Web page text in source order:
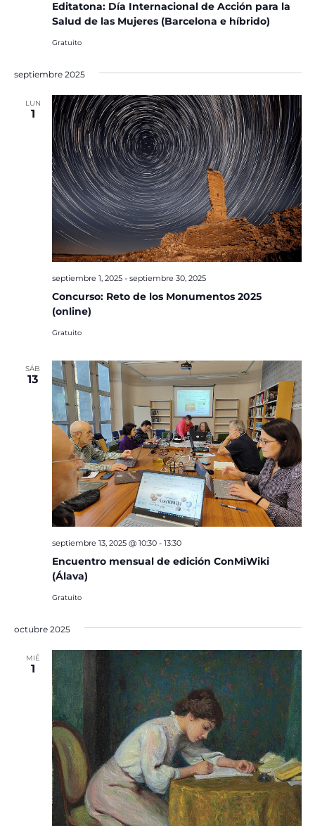
Editatona: Día Internacional de Acción para la
Salud de las Mujeres (Barcelona e híbrido)
Gratuito
septiembre 2025
LUN
1
Concurso: Reto de los Monumentos 2025
(online)
septiembre 1, 2025- septiembre 30, 2025
Gratuito
SÁB
13
Encuentro mensual de edición ConMiWiki
(Álava)
septiembre 13, 2025 @ 10:30- 13:30
Gratuito
octubre 2025
MIÉ
1